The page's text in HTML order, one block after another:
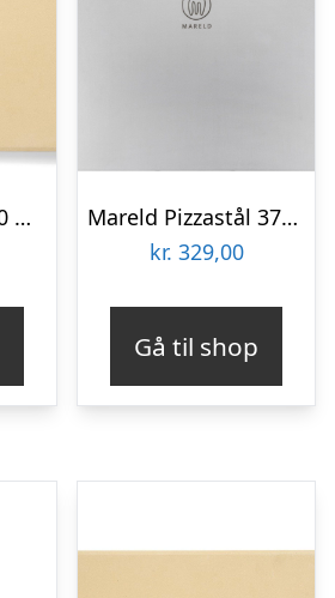
Ooni Pizzasten 10 mm
Mareld Pizzastål 37×33 cm
kr. 329,00
Gå til shop